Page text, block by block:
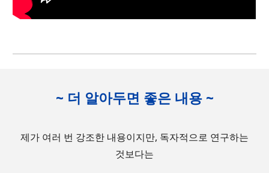
~ 더 알아두면 좋은 내용 ~
제가 여러 번 강조한 내용이지만, 독자적으로 연구하는
것보다는